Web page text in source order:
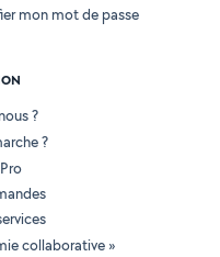
mon mot de passe
?
?
collaborative »